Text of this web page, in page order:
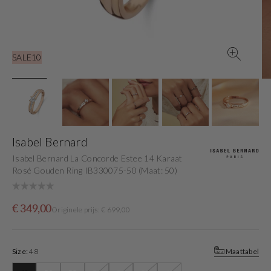
SALE10
view
Isabel Bernard
Isabel Bernard La Concorde Estee 14 Karaat
Rosé Gouden Ring IB330075-50 (Maat: 50)
Sale
€ 349,00
OrigineleOriginele prijs: € 699,00
Size:48 Maattabel